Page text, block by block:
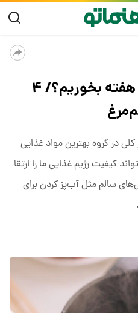
چند تخم مرغ در طول هفته بخوریم؟/ ۴
در گروه بهترین مواد غذایی
کیفیت رژیم غذایی ما را ارتقا
سالم مثل آب‌پز کردن برای